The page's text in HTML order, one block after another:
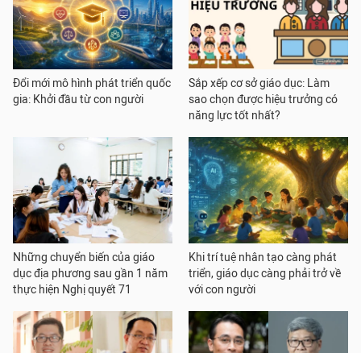
Đổi mới mô hình phát triển quốc
gia: Khởi đầu từ con người
Sắp xếp cơ sở giáo dục: Làm
sao chọn được hiệu trưởng có
năng lực tốt nhất?
Những chuyển biến của giáo
dục địa phương sau gần 1 năm
thực hiện Nghị quyết 71
Khi trí tuệ nhân tạo càng phát
triển, giáo dục càng phải trở về
với con người